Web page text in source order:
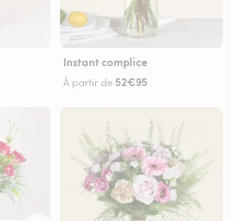
Instant complice
À partir de 52€95